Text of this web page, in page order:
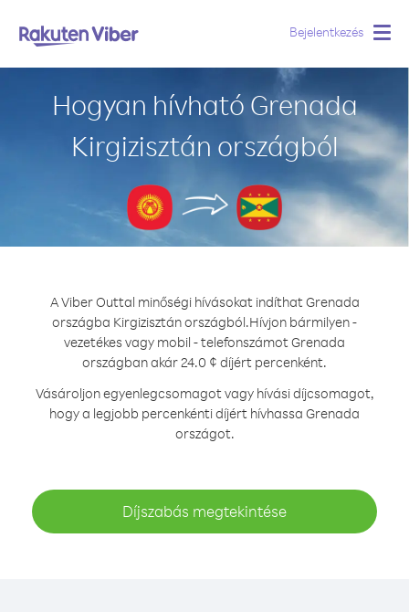
Bejelentkezés
Hogyan hívható Grenada
Kirgizisztán országból
A Viber Outtal minőségi hívásokat indíthat Grenada
országba Kirgizisztán országból.Hívjon bármilyen -
vezetékes vagy mobil - telefonszámot Grenada
országban akár 24.0 ¢ díjért percenként.
Vásároljon egyenlegcsomagot vagy hívási díjcsomagot,
hogy a legjobb percenkénti díjért hívhassa Grenada
országot.
Díjszabás megtekintése